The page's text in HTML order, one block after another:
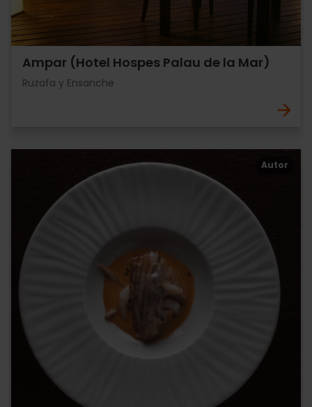
Ampar (Hotel Hospes Palau de la Mar)
Ruzafa y Ensanche
Autor